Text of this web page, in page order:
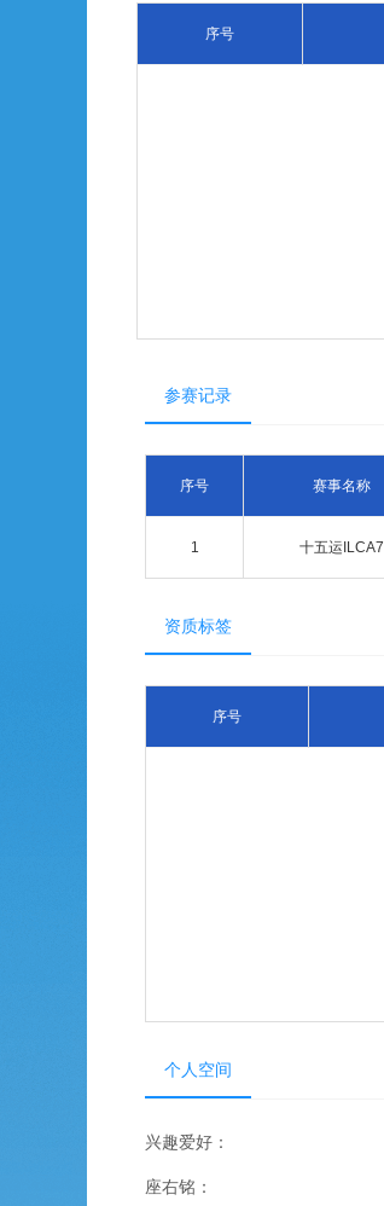
序号
参赛记录
序号 赛事名称
1 十五运ILCA7
资质标签
序号
个人空间
兴趣爱好：
座右铭：